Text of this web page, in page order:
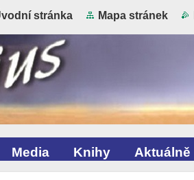
stránka Mapa stránek
Media Knihy Aktuálně